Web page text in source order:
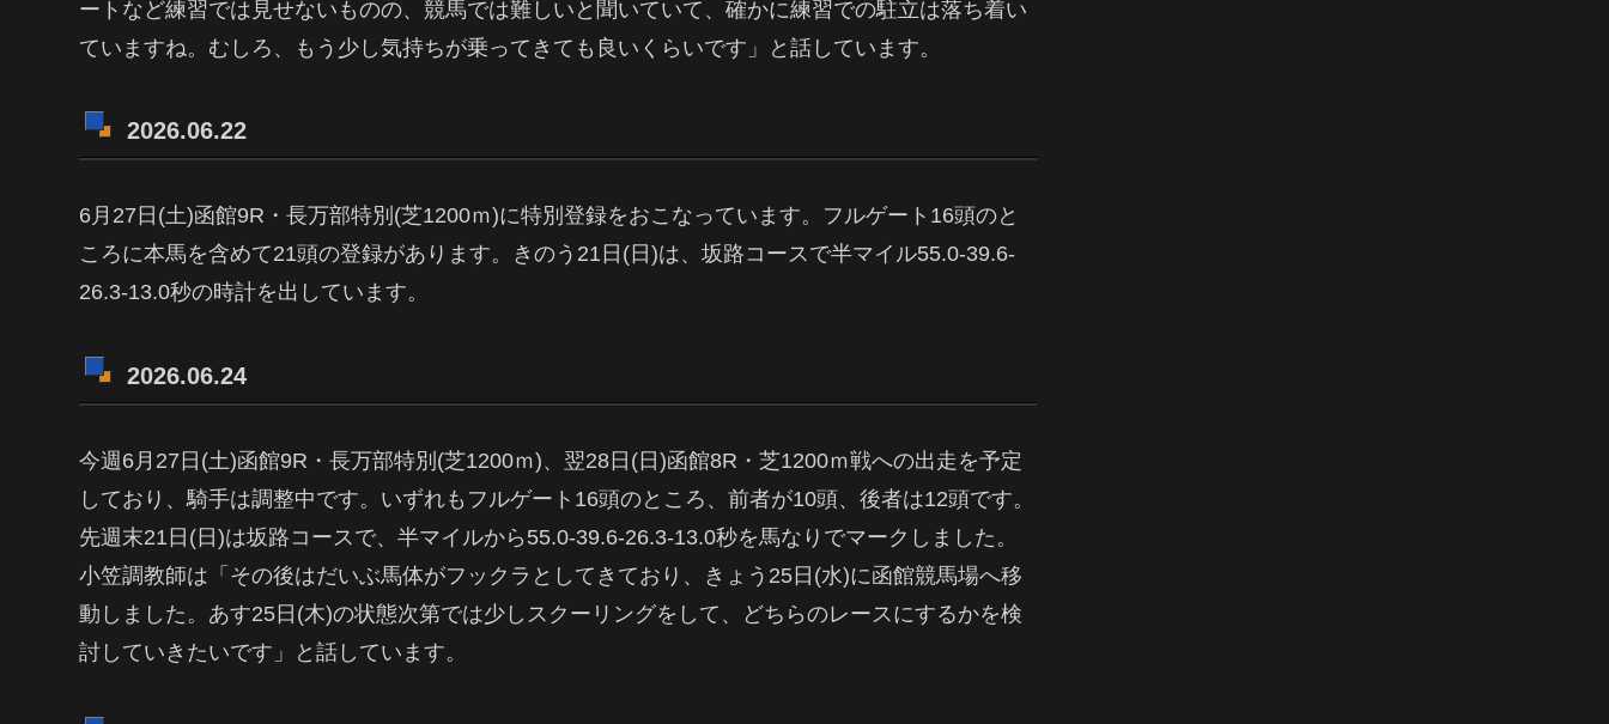
ートなど練習では見せないものの、競馬では難しいと聞いていて、確かに練習での駐立は落ち着い
ていますね。むしろ、もう少し気持ちが乗ってきても良いくらいです」と話しています。
2026.06.22
6月27日(土)函館9R・長万部特別(芝1200ｍ)に特別登録をおこなっています。フルゲート16頭のと
ころに本馬を含めて21頭の登録があります。きのう21日(日)は、坂路コースで半マイル55.0-39.6-
26.3-13.0秒の時計を出しています。
2026.06.24
今週6月27日(土)函館9R・長万部特別(芝1200ｍ)、翌28日(日)函館8R・芝1200ｍ戦への出走を予定
しており、騎手は調整中です。いずれもフルゲート16頭のところ、前者が10頭、後者は12頭です。
先週末21日(日)は坂路コースで、半マイルから55.0-39.6-26.3-13.0秒を馬なりでマークしました。
小笠調教師は「その後はだいぶ馬体がフックラとしてきており、きょう25日(水)に函館競馬場へ移
動しました。あす25日(木)の状態次第では少しスクーリングをして、どちらのレースにするかを検
討していきたいです」と話しています。